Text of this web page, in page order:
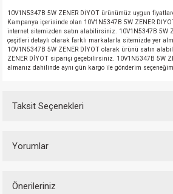
10V1N5347B 5W ZENER DİYOT ürünümüz uygun
Kampanya içerisinde olan 10V1N5347B 5W ZENER
internet sitemizden satın alabilirsiniz. 10V1N5347B 5W
çeşitleri detaylı olarak farklı markalarla sitemizde yer
10V1N5347B 5W ZENER DİYOT olarak ürünü satın
ZENER DİYOT siparişi geçebilirsiniz. 10V1N5347B 5W
almanız dahilinde aynı gün kargo ile gönderim
Taksit Seçenekleri
Yorumlar
Önerileriniz